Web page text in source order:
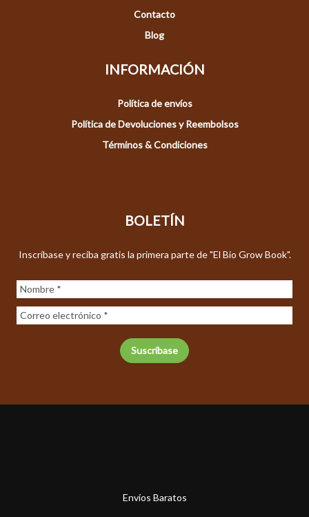
Contacto
Blog
INFORMACIÓN
Política de envíos
Política de Devoluciones y Reembolsos
Términos & Condiciones
BOLETÍN
Inscríbase y reciba gratis la primera parte de "El Bio Grow Book".
Envíos Baratos